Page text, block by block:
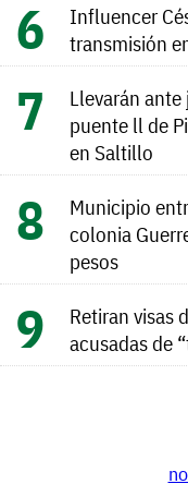
Influencer
transmisión
Llevarán
puente ll de
en Saltillo
Municipio
colonia
pesos
Retiran visas
acusadas de